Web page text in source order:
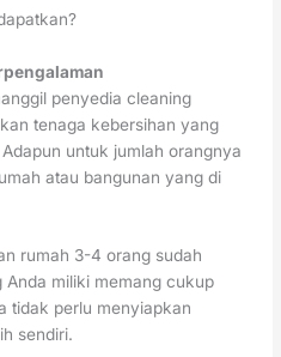
penyedia cleaning
tenaga kebersihan yang
untuk jumlah orangnya
atau bangunan yang di
rumah 3-4 orang sudah
miliki memang cukup
tidak perlu menyiapkan
sendiri.